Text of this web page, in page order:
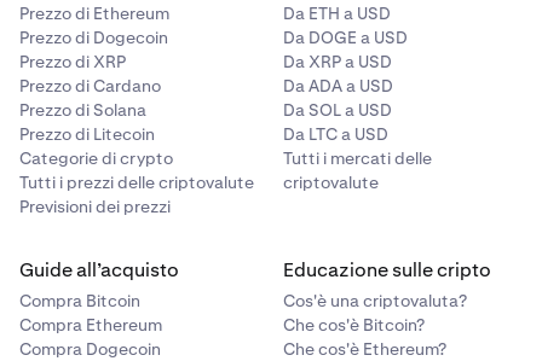
Prezzo di Ethereum
Prezzo di Dogecoin
Prezzo di XRP
Prezzo di Cardano
Prezzo di Solana
Prezzo di Litecoin
Categorie di crypto
Tutti i prezzi delle criptovalute
Previsioni dei prezzi
Da ETH a USD
Da DOGE a USD
Da XRP a USD
Da ADA a USD
Da SOL a USD
Da LTC a USD
Tutti i mercati delle
criptovalute
Guide all’acquisto
Compra Bitcoin
Compra Ethereum
Compra Dogecoin
Educazione sulle cripto
Cos'è una criptovaluta?
Che cos'è Bitcoin?
Che cos'è Ethereum?